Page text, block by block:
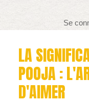
Se
LA
POOJA :
D'AIMER